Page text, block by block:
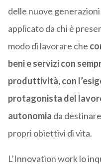
delle nuove
applicato da chi è
modo di lavorare che
beni e servizi con
produttività, con
protagonista del
autonomia da
propri obiettivi di vita.
L’Innovation work lo